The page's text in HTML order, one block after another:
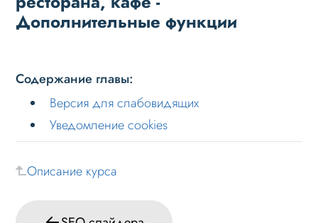
Установка и обновление
Оформление контента
Слайдер
Мультирегиональность
Меню сайта
Дополнительные функции
Содержание главы:
Версия для слабовидящих
Уведомление cookies
Описание курса